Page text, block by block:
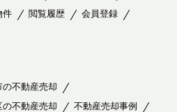
件 閲覧履歴
会員登録
の不動産売却
の不動産売却
不動産売却事例